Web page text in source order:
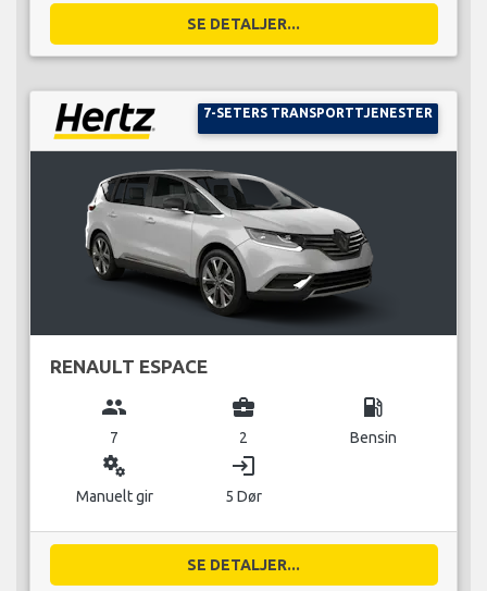
SE DETALJER...
7-SETERS TRANSPORTTJENESTER
RENAULT ESPACE
group
7
business_center
2
local_gas_station
Bensin
miscellaneous_services
Manuelt gir
login
5 Dør
SE DETALJER...